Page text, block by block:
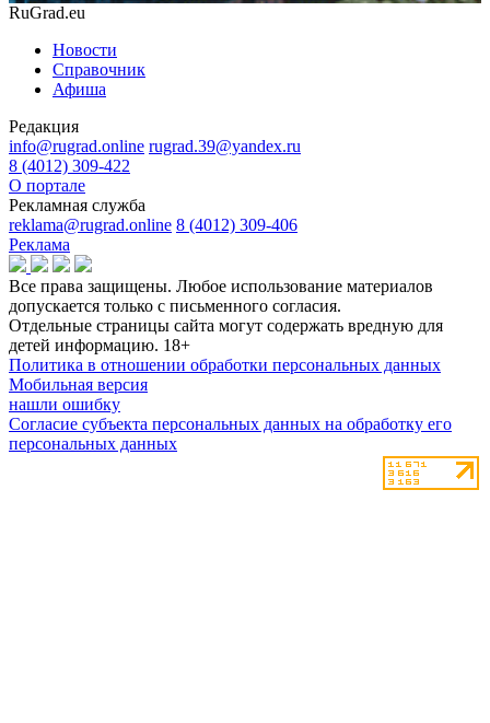
RuGrad.eu
Новости
Справочник
Афиша
Редакция
info@rugrad.online rugrad.39@yandex.ru
8 (4012) 309-422
О портале
Рекламная служба
reklama@rugrad.online 8 (4012) 309-406
Реклама
Все права защищены. Любое использование материалов
допускается только с письменного согласия.
Отдельные страницы сайта могут содержать вредную для
детей информацию. 18+
Политика в отношении обработки персональных данных
Мобильная версия
нашли ошибку
Согласие субъекта персональных данных на обработку его
персональных данных